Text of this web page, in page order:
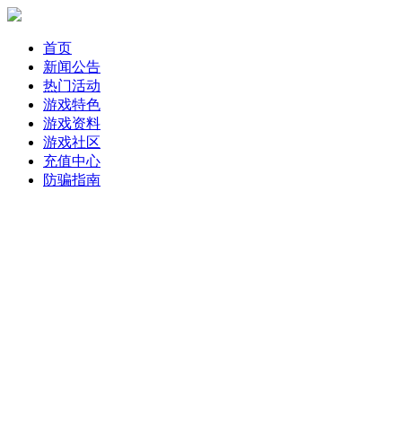
首页
新闻公告
热门活动
游戏特色
游戏资料
游戏社区
充值中心
防骗指南